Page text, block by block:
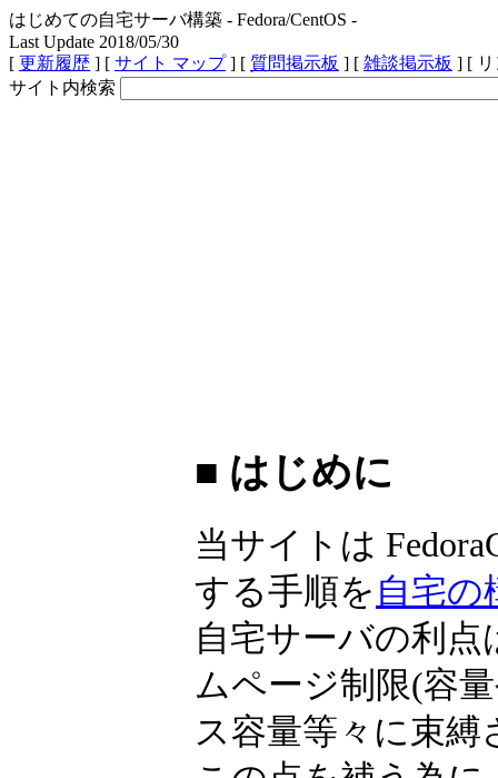
はじめての自宅サーバ構築 - Fedora/CentOS -
Last Update 2018/05/30
[ 更新履歴 ] [ サイト マップ] [ 質問掲示板 ] [ 雑談掲示板 ] [
サイト内検索
■ はじめに
当サイトは
する手順を 自宅の
自宅サーバの利
ムページ制限(容
ス容量等々に束